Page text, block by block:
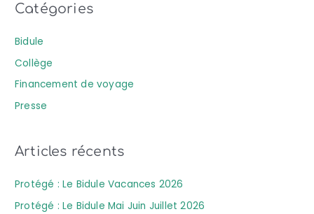
h
c
h
e
Catégories
Bidule
Collège
Financement de voyage
Presse
Articles récents
Protégé : Le Bidule Vacances 2026
Protégé : Le Bidule Mai Juin Juillet 2026